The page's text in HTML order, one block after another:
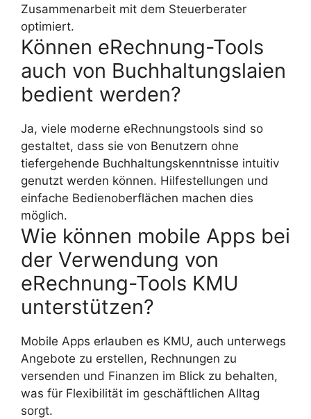
Zusammenarbeit mit dem Steuerberater
optimiert.
Können eRechnung-Tools
auch von Buchhaltungslaien
bedient werden?
Ja, viele moderne eRechnungstools sind so
gestaltet, dass sie von Benutzern ohne
tiefergehende Buchhaltungskenntnisse intuitiv
genutzt werden können. Hilfestellungen und
einfache Bedienoberflächen machen dies
möglich.
Wie können mobile Apps bei
der Verwendung von
eRechnung-Tools KMU
unterstützen?
Mobile Apps erlauben es KMU, auch unterwegs
Angebote zu erstellen, Rechnungen zu
versenden und Finanzen im Blick zu behalten,
was für Flexibilität im geschäftlichen Alltag
sorgt.